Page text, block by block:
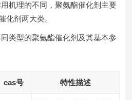
机理的不同，聚氨酯催化剂主要
化剂两大类。
类型的聚氨酯催化剂及其基本参
cas号 特性描述